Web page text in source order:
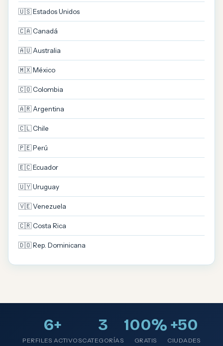
🇺🇸 Estados Unidos
🇨🇦 Canadá
🇦🇺 Australia
🇲🇽 México
🇨🇴 Colombia
🇦🇷 Argentina
🇨🇱 Chile
🇵🇪 Perú
🇪🇨 Ecuador
🇺🇾 Uruguay
🇻🇪 Venezuela
🇨🇷 Costa Rica
🇩🇴 Rep. Dominicana
6+
PERFILES ACTIVOS
3
CATEGORÍAS
100%
GRATIS
+50
CIUDADES